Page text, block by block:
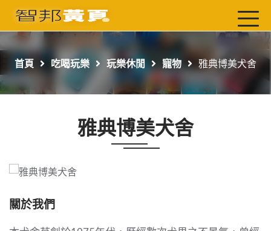
首頁
最新店家
吃喝玩樂
玩樂導航主題行程
一頁式黃頁
聯絡我們
首頁 吃喝玩樂 玩樂休閒 寵物 雅典博美犬舍
雅典博美犬舍
關於我們